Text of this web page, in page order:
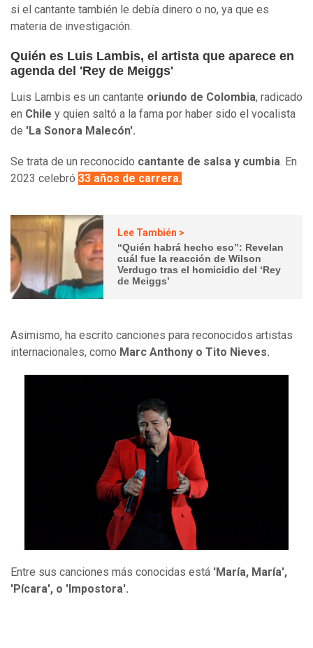
si el cantante también le debía dinero o no, ya que es
materia de investigación.
Quién es Luis Lambis, el artista que aparece en
agenda del 'Rey de Meiggs'
Luis Lambis es un cantante oriundo de Colombia, radicado
en Chile y quien saltó a la fama por haber sido el vocalista
de 'La Sonora Malecón'.
Se trata de un reconocido cantante de salsa y cumbia . En
2023 celebró 33 años de carrera.
Lee También >
“Quién habrá hecho eso”: Revelan
cuál fue la reacción de Wilson
Verdugo tras el homicidio del ‘Rey
de Meiggs’
Asimismo, ha escrito canciones para reconocidos artistas
internacionales, como Marc Anthony o Tito Nieves.
Entre sus canciones más conocidas está 'María, María',
'Pícara', o 'Impostora'.